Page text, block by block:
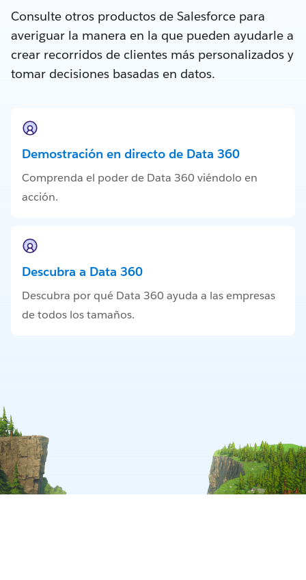
Consulte otros productos de Salesforce para
averiguar la manera en la que pueden ayudarle a
crear recorridos de clientes más personalizados y
tomar decisiones basadas en datos.
Demostración en directo de Data 360
Comprenda el poder de Data 360 viéndolo en
acción.
Descubra a Data 360
Descubra por qué Data 360 ayuda a las empresas
de todos los tamaños.